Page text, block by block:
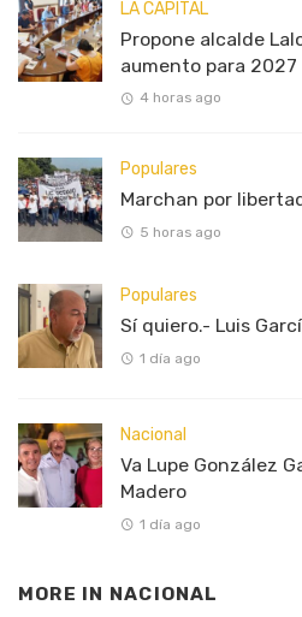
LA CAPITAL
Propone alcalde
aumento para 2027
4 horas ago
Populares
Marchan por
5 horas ago
Populares
Sí quiero.- Luis
1 día ago
Nacional
Va Lupe González
Madero
1 día ago
MORE IN NACIONAL